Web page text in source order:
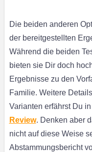
Die beiden anderen
der bereitgestellten
Während die beiden
bieten sie Dir doch
Ergebnisse zu den
Familie. Weitere
Varianten erfährst Du
Review. Denken aber
nicht auf diese Weise
Abstammungsbericht